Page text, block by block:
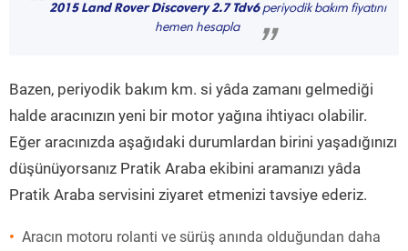
2015 Land Rover Discovery 2.7 Tdv6periyodik bakım fiyatını
hemen hesapla
”
Bazen, periyodik bakım km. si yâda zamanı gelmediği
halde aracınızın yeni bir motor yağına ihtiyacı olabilir.
Eğer aracınızda aşağıdaki durumlardan birini yaşadığınızı
düşünüyorsanız Pratik Araba ekibini aramanızı yâda
Pratik Araba servisini ziyaret etmenizi tavsiye ederiz.
Aracın motoru rolanti ve sürüş anında olduğundan daha